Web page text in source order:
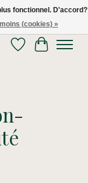
Liste de souhaits
Panier
fonctionnel. D'accord?
(cookies) »